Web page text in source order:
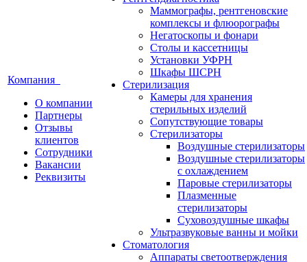
Компания
О компании
Партнеры
Отзывы
клиентов
Сотрудники
Вакансии
Реквизиты
Маммографы, рентгеновские
комплексы и флюорографы
Негатоскопы и фонари
Столы и кассетницы
Установки УФРН
Шкафы ШСРН
Стерилизация
Камеры для хранения
стерильных изделий
Сопутствующие товары
Стерилизаторы
Воздушные стерилизаторы
Воздушные стерилизаторы
с охлаждением
Паровые стерилизаторы
Плазменные
стерилизаторы
Суховоздушные шкафы
Ультразвуковые ванны и мойки
Стоматология
Аппараты светоотверждения